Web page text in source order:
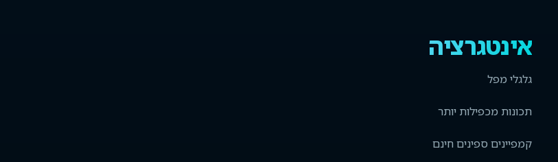
אינטגרציה
גלגלי מפל
תכונות מכפילות יותר
קמפיינים ספינים חינם